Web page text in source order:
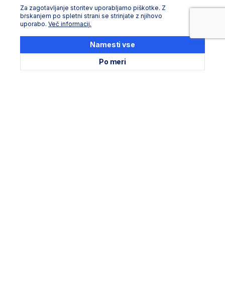
Za zagotavljanje storitev uporabljamo piškotke. Z
brskanjem po spletni strani se strinjate z njihovo
uporabo. Več informacij.
Po meri
Namesti vse
Zaposlitev
Pravna obvestila
Dostava in načini plačila
Reklamacija in vračila